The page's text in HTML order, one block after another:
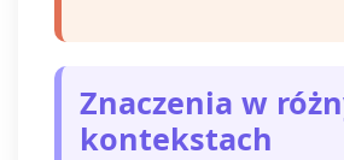
Znaczenia w
kontekstach